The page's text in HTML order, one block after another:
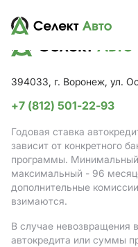
394033, г. Воронеж, ул.
+7 (812) 501-22-93
Годовая ставка
зависит от конкретного
программы. Минимальный
максимальный - 96
дополнительные
взимаются.
В случае невозвращения
автокредита или суммы